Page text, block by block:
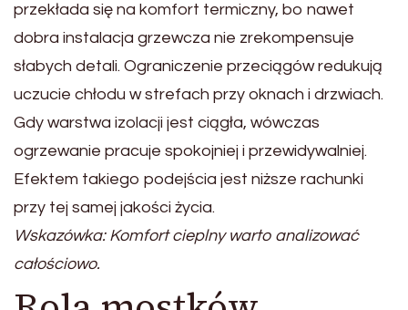
przekłada się na komfort termiczny, bo nawet
dobra instalacja grzewcza nie zrekompensuje
słabych detali. Ograniczenie przeciągów redukują
uczucie chłodu w strefach przy oknach i drzwiach.
Gdy warstwa izolacji jest ciągła, wówczas
ogrzewanie pracuje spokojniej i przewidywalniej.
Efektem takiego podejścia jest niższe rachunki
przy tej samej jakości życia.
Wskazówka: Komfort cieplny warto analizować
całościowo.